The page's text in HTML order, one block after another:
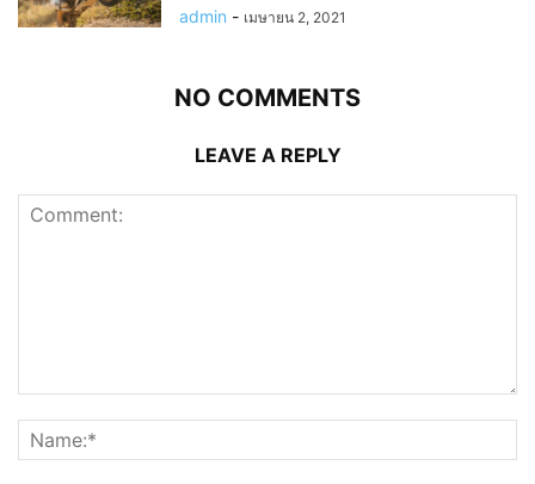
admin - เมษายน 2, 2021
NO COMMENTS
LEAVE A REPLY